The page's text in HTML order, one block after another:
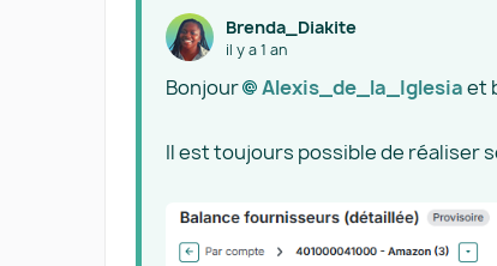
Brenda_Diakite
il y a 1 an
Bonjour Alexis_de_la_Iglesia​et
Il est toujours possible de réaliser